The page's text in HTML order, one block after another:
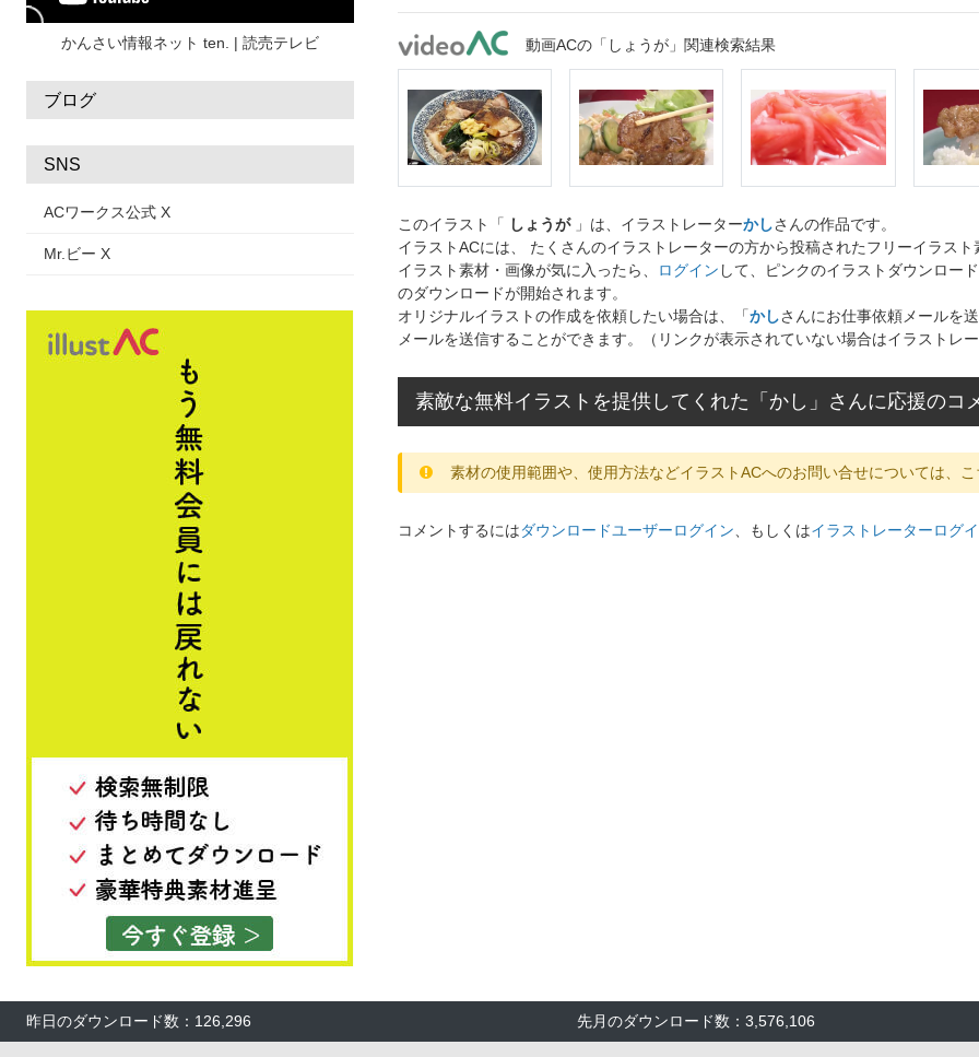
かんさい情報ネット ten. | 読売テレビ
ブログ
SNS
ACワークス公式 X
Mr.ビー X
動画ACの「しょうが」関連検索結果
このイラスト「 しょうが」は、イラストレーターかしさんの作品です。
イラストACには、 たくさんのイラストレーターの方から投稿されたフリーイラス
イラスト素材・画像が気に入ったら、
ログイン して、ピンクのイラストダウンロー
のダウンロードが開始されます。
オリジナルイラストの作成を依頼したい場合は、「かしさんにお仕事依頼メールを
メールを送信することができます。（リンクが表示されていない場合はイラストレ
素敵な無料イラストを提供してくれた「かし」さんに応援のコ
素材の使用範囲や、使用方法などイラストACへのお問い合せについては、
コメントするにはダウンロードユーザーログイン 、もしくはイラストレーターログ
昨日のダウンロード数：126,296 先月のダウンロード数：3,576,106